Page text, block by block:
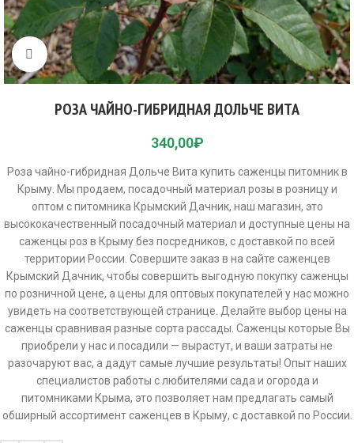
Click to enlarge
РОЗА ЧАЙНО-ГИБРИДНАЯ ДОЛЬЧЕ ВИТА
340,00₽
Роза чайно-гибридная Дольче Вита купить саженцы питомник в
Крыму. Мы продаем, посадочный материал розы в розницу и
оптом с питомника Крымский Дачник, наш магазин, это
высококачественный посадочный материал и доступные цены на
саженцы роз в Крыму без посредников, с доставкой по всей
территории России. Совершите заказ в на сайте саженцев
Крымский Дачник, чтобы совершить выгодную покупку саженцы
по розничной цене, а цены для оптовых покупателей у нас можно
увидеть на соответствующей странице. Делайте выбор цены на
саженцы сравнивая разные сорта рассады. Саженцы которые Вы
приобрели у нас и посадили — вырастут, и ваши затраты не
разочаруют вас, а дадут самые лучшие результаты! Опыт наших
специалистов работы с любителями сада и огорода и
питомниками Крыма, это позволяет нам предлагать самый
обширный ассортимент саженцев в Крыму, с доставкой по России.